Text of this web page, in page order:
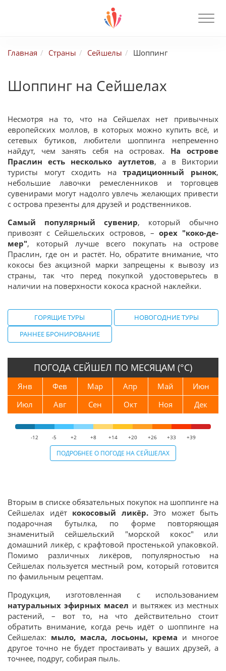
Главная Страны Сейшелы Шоппинг
Шоппинг на Сейшелах
Несмотря на то, что на Сейшелах нет привычных
европейских моллов, в которых можно купить всё, и
сетевых бутиков, любители шоппинга непременно
найдут, чем занять себя на островах. На острове
Праслин есть несколько аутлетов, а в Виктории
туристы могут сходить натрадиционный рынок,
небольшие лавочки ремесленников и торговцев
сувенирами могут надолго увлечь желающих привести
с острова презенты для друзей и родственников.
Самый популярный сувенир, который обычно
привозят с Сейшельских островов, – орех "коко-де-
мер", который лучше всего покупать на острове
Праслин, где он и растёт. Но, обратите внимание, что
кокосы без акцизной марки запрещены к вывозу из
страны, так что перед покупкой удостоверьтесь в
наличии на поверхности кокоса красной наклейки.
ГОРЯЩИЕ ТУРЫ
НОВОГОДНИЕ ТУРЫ
РАННЕЕ БРОНИРОВАНИЕ
ПОГОДА СЕЙШЕЛ ПО МЕСЯЦАМ (°С)
Янв Фев Мар Апр Май
Июн
Июл
Авг Сен Окт Ноя Дек
-12 -5 +2 +8 +14 +20 +26 +33 +39
ПОДРОБНЕЕ О ПОГОДЕ НА СЕЙШЕЛАХ
Вторым в списке обязательных покупок на шоппинге на
Сейшелах идёт кокосовый ликёр.Это может быть
подарочная бутылка, по форме повторяющая
знаменитый сейшельский "морской кокос" или
домашний ликёр, с крафтовой простенькой упаковкой.
Помимо различных ликёров, популярностью на
Сейшелах пользуется местный ром, который готовится
по фамильным рецептам.
Продукция, изготовленная с использованием
натуральных эфирных масел и вытяжек из местных
растений, – вот то, на что действительно стоит
обратить внимание, когда речь идёт о шоппинге на
Сейшелах: мыло, масла, лосьоны, крема и многое
другое точно не будет простаивать у ваших друзей, а
точнее, подруг, собирая пыль.